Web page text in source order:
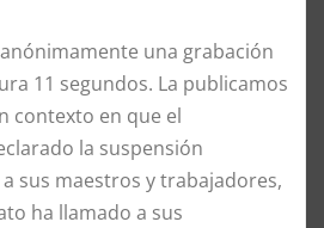
una grabación
11 segundos. La publicamos
contexto en que el
la suspensión
sus maestros y trabajadores,
ha llamado a sus